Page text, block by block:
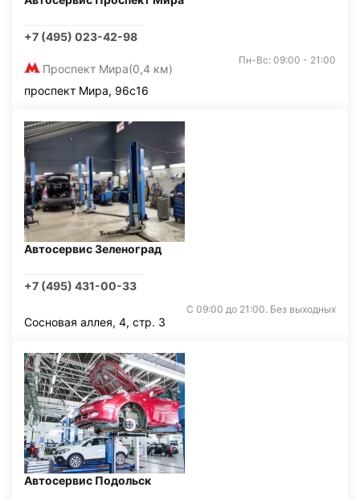
+7 (495) 023-42-98
Проспект Мира(0,4 км)
Пн-Вс: 09:00 - 21:00
проспект Мира, 96с16
Автосервис Зеленоград
+7 (495) 431-00-33
С 09:00 до 21:00. Без выходных
Сосновая аллея, 4, стр. 3
Автосервис Подольск